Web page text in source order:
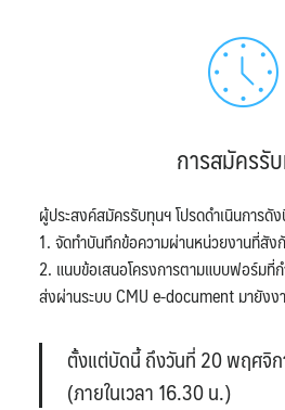
การสมัครรั
ผู้ประสงค์สมัครรับทุนฯ โปรดดำเนินการดั
1. จัดทำบันทึกข้อความผ่านหน่วยงานที่สัง
2. แนบข้อเสนอโครงการตามแบบฟอร์มที่
ส่งผ่านระบบ CMU e-document มายังง
ตั้งแต่บัดนี้ ถึงวันที่ 20 พฤศจิ
(ภายในเวลา 16.30 น.)